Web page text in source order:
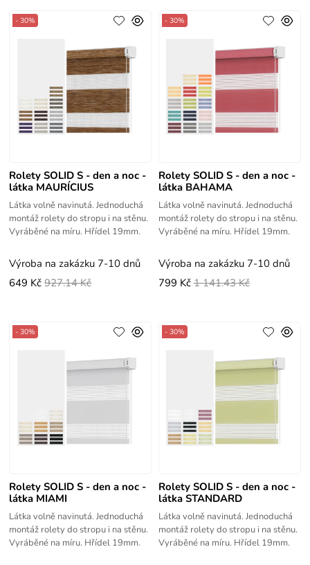
Rolety SOLID S - den a noc -
látka MAURÍCIUS
Látka volně navinutá. Jednoduchá
montáž rolety do stropu i na stěnu.
Vyráběné na míru. Hřídel 19mm.
- 30%
Výroba na zakázku 7-10 dnů
649 Kč 927.14 Kč
Rolety SOLID S - den a noc -
látka BAHAMA
Látka volně navinutá. Jednoduchá
montáž rolety do stropu i na stěnu.
Vyráběné na míru. Hřídel 19mm.
- 30%
Výroba na zakázku 7-10 dnů
799 Kč 1 141.43 Kč
Rolety SOLID S - den a noc -
látka MIAMI
Látka volně navinutá. Jednoduchá
montáž rolety do stropu i na stěnu.
Vyráběné na míru. Hřídel 19mm.
- 30%
Rolety SOLID S - den a noc -
látka STANDARD
Látka volně navinutá. Jednoduchá
montáž rolety do stropu i na stěnu.
Vyráběné na míru. Hřídel 19mm.
- 30%